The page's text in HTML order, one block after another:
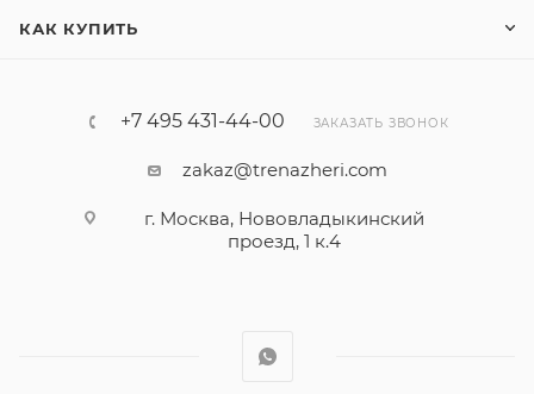
КАК КУПИТЬ
+7 495 431-44-00 ЗАКАЗАТЬ ЗВОНОК
zakaz@trenazheri.com
г. Москва, Нововладыкинский
проезд, 1 к.4